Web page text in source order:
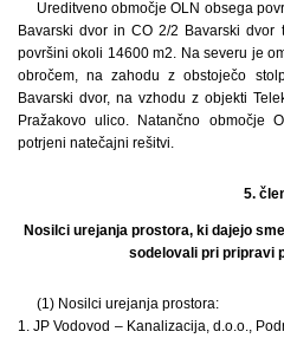
Ureditveno območje OLN obsega
Bavarski dvor in CO 2/2 Bavarski
površini okoli 14600 m2. Na severu je
obročem, na zahodu z obstoječo
Bavarski dvor, na vzhodu z objekti
Pražakovo ulico. Natančno območje
potrjeni natečajni rešitvi.
5.
Nosilci urejanja prostora, ki dajejo
sodelovali pri pripravi
(1) Nosilci urejanja prostora:
1. JP Vodovod – Kanalizacija, d.o.o.,